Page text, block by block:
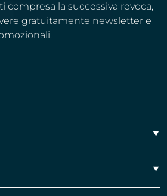
compresa la successiva revoca,
gratuitamente newsletter e